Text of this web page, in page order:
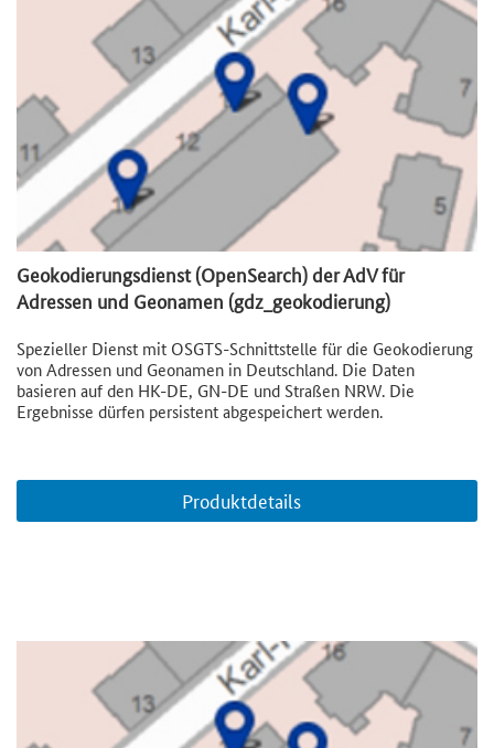
Geokodierungsdienst (OpenSearch) der AdV für
Adressen und Geonamen (gdz_geokodierung)
Spezieller Dienst mit OSGTS-Schnittstelle für die Geokodierung
von Adressen und Geonamen in Deutschland. Die Daten
basieren auf den HK-DE, GN-DE und Straßen NRW. Die
Ergebnisse dürfen persistent abgespeichert werden.
Produktdetails